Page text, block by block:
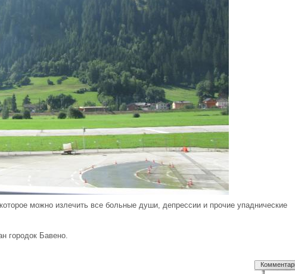
можно излечить все больные души, депрессии и прочие упаднические
городок Бавено.